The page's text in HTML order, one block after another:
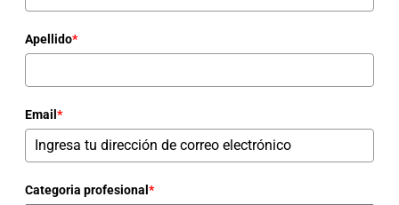
Apellido*
Email *
Categoria profesional *